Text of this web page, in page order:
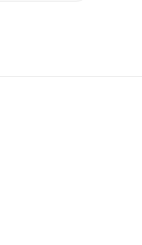
juegos
el desenfoque de
y Call of Duty.